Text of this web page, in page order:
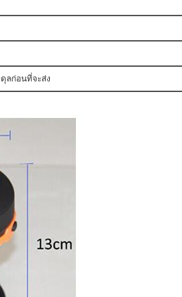
ลก่อนที่จะส่ง